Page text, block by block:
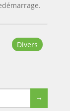
Divers
Chercher